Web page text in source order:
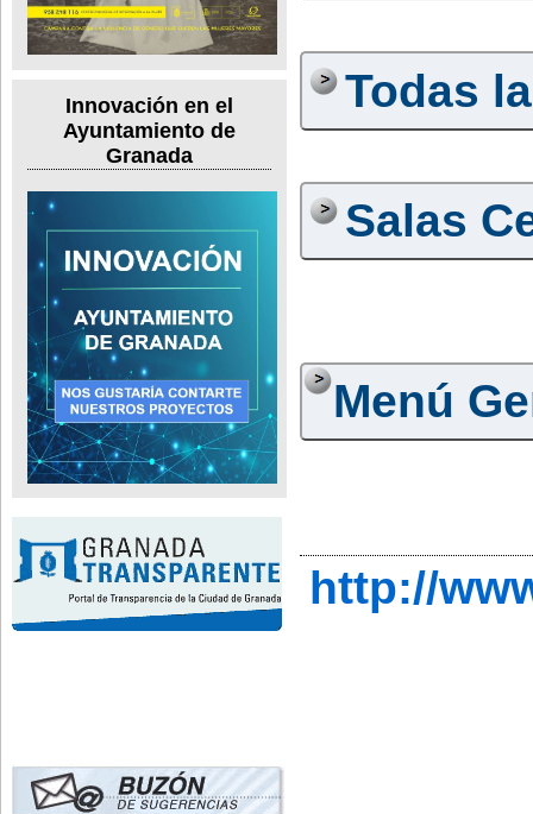
Innovación en el
Ayuntamiento de
Granada
Todas
Salas
Menú
http://